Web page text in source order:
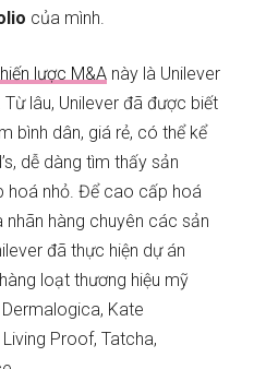
của mình.
lược M&A này là Unilever
lâu, Unilever đã được biết
bình dân, giá rẻ, có thể kể
dễ dàng tìm thấy sản
hoá nhỏ. Để cao cấp hoá
hàng chuyên các sản
đã thực hiện dự án
loạt thương hiệu mỹ
Kate
Proof, Tatcha,